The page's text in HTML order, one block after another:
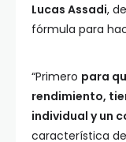
Lucas Assadi,
fórmula para
“Primero para
rendimiento,
individual y un
característica